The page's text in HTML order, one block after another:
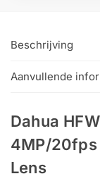
Beschrijving
Aanvullende
Dahua
4MP/20fps
Lens